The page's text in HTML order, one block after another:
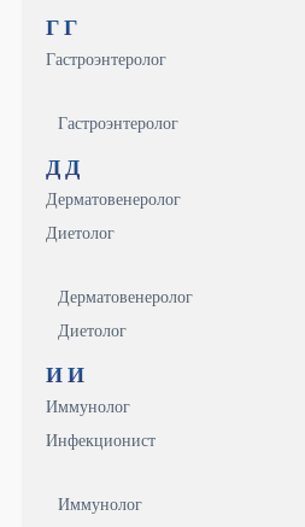
Г Г
Гастроэнтеролог
Гастроэнтеролог
Д Д
Дерматовенеролог
Диетолог
Дерматовенеролог
Диетолог
И И
Иммунолог
Инфекционист
Иммунолог